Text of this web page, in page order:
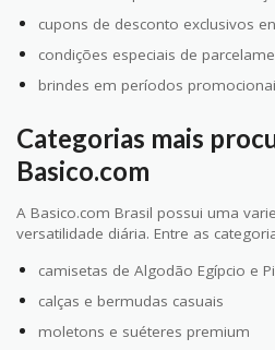
cupons de desconto exclusivos
condições especiais de
brindes em períodos
Categorias mais
Basico.com
A Basico.com Brasil possui uma
versatilidade diária. Entre as
camisetas de Algodão Egípcio e
calças e bermudas casuais
moletons e suéteres premium